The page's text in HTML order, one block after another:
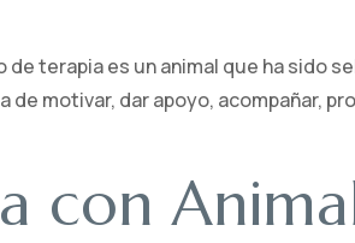
terapia es un animal que ha sido
motivar, dar apoyo, acompañar,
con